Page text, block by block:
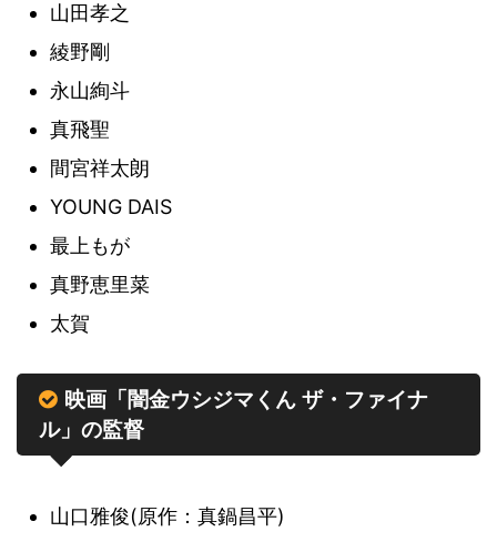
山田孝之
綾野剛
永山絢斗
真飛聖
間宮祥太朗
YOUNG DAIS
最上もが
真野恵里菜
太賀
映画「闇金ウシジマくん ザ・ファイナ
ル」の監督
山口雅俊(原作：真鍋昌平)